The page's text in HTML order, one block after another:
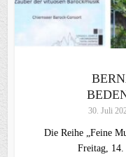
30. Juli
Die Reihe „Feine
Freitag,